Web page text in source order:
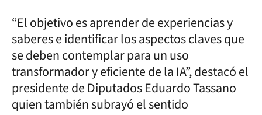
“El objetivo es aprender de experiencias y
saberes e identificar los aspectos claves que
se deben contemplar para un uso
transformador y eficiente de la IA”, destacó el
presidente de Diputados Eduardo Tassano
quien también subrayó el sentido